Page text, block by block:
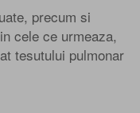
precum si
cele ce urmeaza,
tesutului pulmonar